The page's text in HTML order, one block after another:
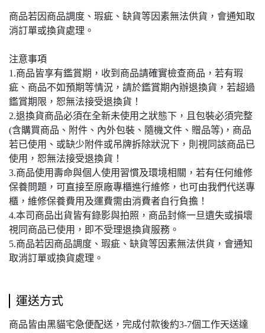
商品若因商品調度、瑕疵、缺貨等因素無法供貨，會通知取
消訂單或換貨處理。
注意事項
1.商品皆享有鑑賞期，收到商品請確實檢查商品，若有瑕
疵、商品不如預期等情況，請於鑑賞期內辦退換貨，若超過
鑑賞期限，恕無法接受退換貨！
2.退換貨商品必須在全新未使用之狀態下，且包裝必須完整
(含購買商品、附件、內外包裝、隨機文件、贈品等)，商品
若已使用、或缺少附件或吊牌拆除狀況下，則視同該商品已
使用，恕無法接受退換貨！
3.商品使用壽命與個人使用習慣及環境相關，若有任何維修
保養問題，可直接至原廠專櫃進行維修，也可由我們代送專
櫃，維修保養費用及運費需由消費者自行負擔！
4.本司商品出貨皆有錄影與拍照，商品封條一旦遺失或損壞
視同商品已使用，即不受理退換貨服務。
5.商品若因商品調度、瑕疵、缺貨等因素無法供貨，會通知
取消訂單或換貨處理。
運送方式
商品皆由黑貓宅急便配送，完成付款後約3-7個工作天送達